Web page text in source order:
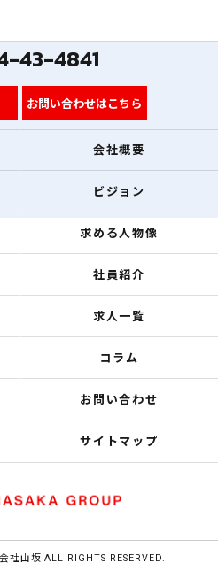
43-4841
お問い合わせはこちら
会社概要
ビジョン
求める人物像
社員紹介
求人一覧
コラム
お問い合わせ
サイトマップ
山坂 ALL RIGHTS RESERVED.